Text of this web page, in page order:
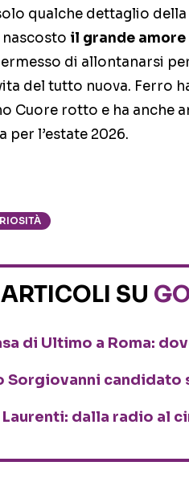
qualche dettaglio
nascosto il grande
di allontanarsi
del tutto nuova. Ferro
Cuore rotto e ha anche
per l’estate 2026.
SU
di Ultimo a Roma:
Sorgiovanni candidato
Laurenti: dalla radio al